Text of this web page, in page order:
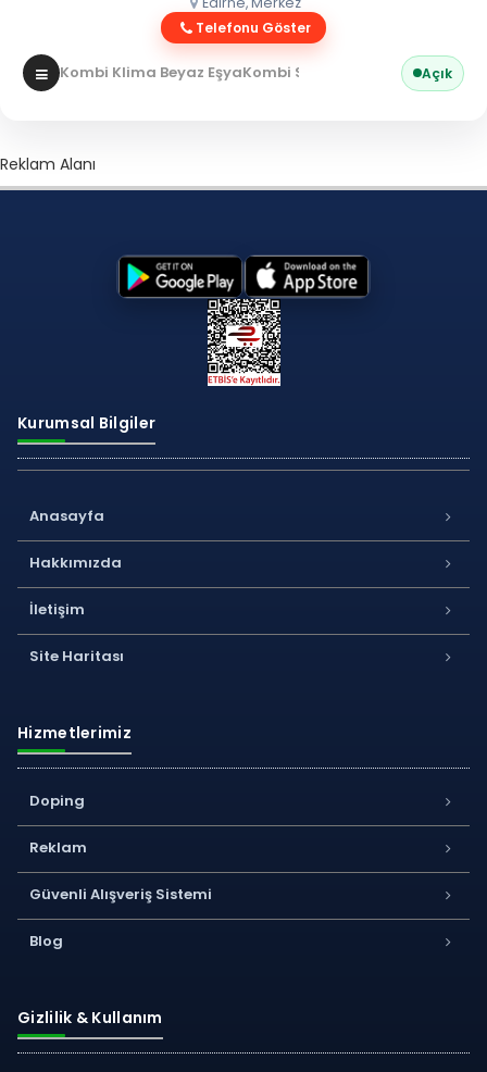
Telefonu Göster
Kombi Klima Beyaz EşyaKombi Servisi Açık
Reklam Alanı
Kurumsal Bilgiler
Anasayfa
Hakkımızda
İletişim
Site Haritası
Hizmetlerimiz
Doping
Reklam
Güvenli Alışveriş Sistemi
Blog
Gizlilik & Kullanım